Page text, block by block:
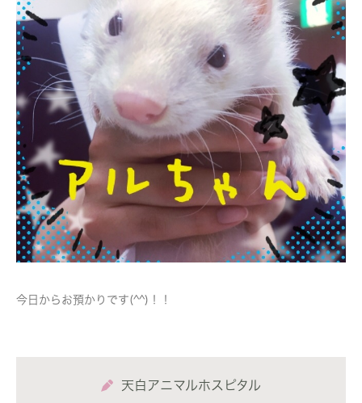
今日からお預かりです(^^)！！
天白アニマルホスピタル